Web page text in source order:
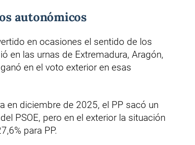
autonómicos
en ocasiones el sentido de los
en las urnas de Extremadura, Aragón,
en el voto exterior en esas
en diciembre de 2025, el PP sacó un
PSOE, pero en el exterior la situación
para PP.